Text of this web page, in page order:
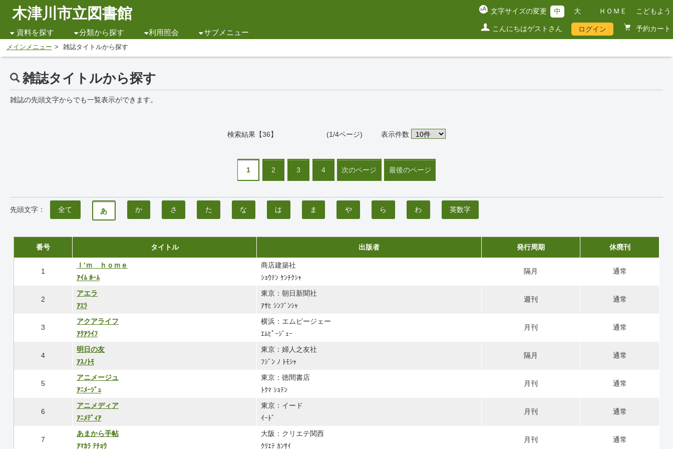
木津川市立図書館
資料を探す 分類から探す 利用照会 サブメニュー
文字サイズの変更 中 大 ＨＯＭＥ こどもよう
こんにちはゲストさん ログイン 予約カート
メインメニュー 雑誌タイトルから探す
雑誌タイトルから探す
雑誌の先頭文字からでも一覧表示ができます。
検索結果【36】 (1/4ページ) 表示件数
1 2 3 4 次のページ 最後のページ
先頭文字： 全て あ か さ た な は ま や ら わ 英数字
番号 タイトル 出版者 発行周期 休廃刊
1
Ｉ’ｍ ｈｏｍｅ
ｱｲﾑ ﾎｰﾑ
商店建築社
ｼｮｳﾃﾝ ｹﾝﾁｸｼｬ
隔月 通常
2
アエラ
ｱｴﾗ
東京：朝日新聞社
ｱｻﾋ ｼﾝﾌﾞﾝｼｬ
週刊 通常
3
アクアライフ
ｱｸｱﾗｲﾌ
横浜：エムピージェー
ｴﾑﾋﾟｰｼﾞｪｰ
月刊 通常
4
明日の友
ｱｽﾉﾄﾓ
東京：婦人之友社
ﾌｼﾞﾝ ﾉ ﾄﾓｼｬ
隔月 通常
5
アニメージュ
ｱﾆﾒｰｼﾞｭ
東京：徳間書店
ﾄｸﾏ ｼｮﾃﾝ
月刊 通常
6
アニメディア
ｱﾆﾒﾃﾞｨｱ
東京：イード
ｲｰﾄﾞ
月刊 通常
7
あまから手帖
ｱﾏｶﾗ ﾃﾁｮｳ
大阪：クリエテ関西
ｸﾘｴﾃ ｶﾝｻｲ
月刊 通常